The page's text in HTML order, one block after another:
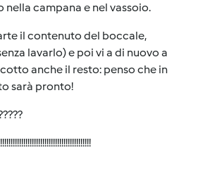
campana e nel vassoio.
il contenuto del boccale,
lavarlo) e poi vi a di nuovo a
anche il resto: penso che in
sarà pronto!